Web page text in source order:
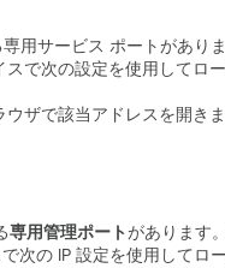
用サービス ポートがあり
で次の設定を使用してロ
ザで該当アドレスを開きま
専用管理ポートがあります
の IP 設定を使用してロ